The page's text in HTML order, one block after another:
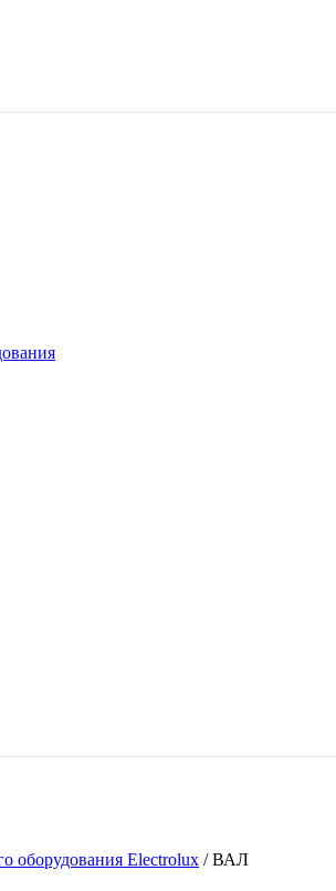
оборудования Electrolux /ВАЛ